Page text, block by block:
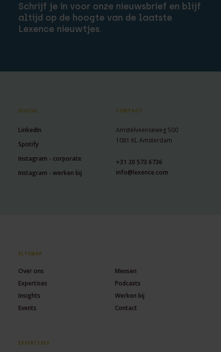
Schrijf je in voor onze nieuwsbrief en blijf
altijd op de hoogte van de laatste
Lexence nieuwtjes.
SOCIAL
LinkedIn
Spotify
Instagram - corporate
Instagram - werken bij
CONTACT
Amstelveenseweg 500
1081 KL Amsterdam
+31 20 573 6736
info@lexence.com
SITEMAP
Over ons
Mensen
Expertises
Podcasts
Insights
Werken bij
Events
Contact
EXPERTISES